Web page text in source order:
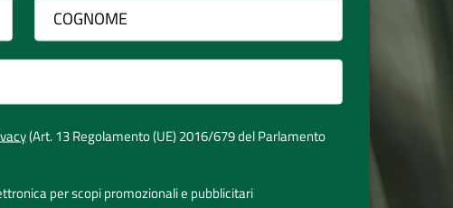
(Art. 13 Regolamento (UE) 2016/679 del Parlamento
per scopi promozionali e pubblicitari